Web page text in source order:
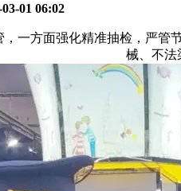
01 06:02
方面强化精准抽检，严管
械、不法